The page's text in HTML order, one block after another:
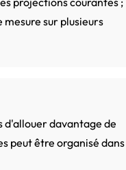
sur plusieurs
d'allouer davantage de
peut être organisé dans